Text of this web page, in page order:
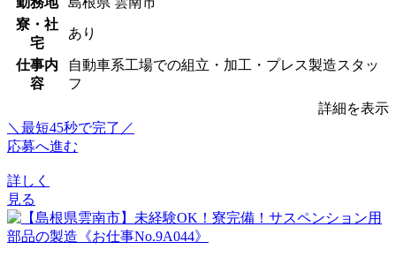
寮・社
宅
あり
仕事内
容
自動車系工場での組立・加工・プレス製造スタッ
フ
詳細を表示
＼最短45秒で完了／
応募へ進む
詳しく
見る